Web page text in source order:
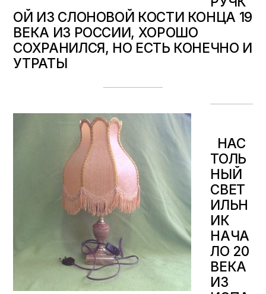
ОЙ ИЗ СЛОНОВОЙ КОСТИ КОНЦА 19
ВЕКА ИЗ РОССИИ, ХОРОШО
СОХРАНИЛСЯ, НО ЕСТЬ КОНЕЧНО И
УТРАТЫ
НАС
ТОЛЬ
НЫЙ
СВЕТ
ИЛЬН
ИК
НАЧА
ЛО 20
ВЕКА
ИЗ